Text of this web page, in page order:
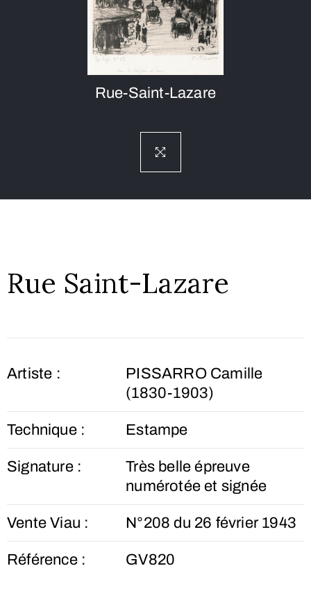
Rue-Saint-Lazare
Rue Saint-Lazare
Artiste :
PISSARRO Camille
(1830-1903)
Technique : Estampe
Signature :
Très belle épreuve
numérotée et signée
Vente Viau : N°208 du 26 février 1943
Référence : GV820